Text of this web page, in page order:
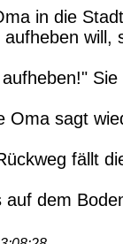
in die
will,
Oma sagt
fällt
dem